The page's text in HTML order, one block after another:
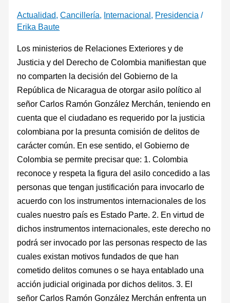
Actualidad,Cancillería, Internacional , Presidencia /
Erika Baute
Los ministerios de Relaciones Exteriores y de
Justicia y del Derecho de Colombia manifiestan que
no comparten la decisión del Gobierno de la
República de Nicaragua de otorgar asilo político al
señor Carlos Ramón González Merchán, teniendo en
cuenta que el ciudadano es requerido por la justicia
colombiana por la presunta comisión de delitos de
carácter común. En ese sentido, el Gobierno de
Colombia se permite precisar que: 1. Colombia
reconoce y respeta la figura del asilo concedido a las
personas que tengan justificación para invocarlo de
acuerdo con los instrumentos internacionales de los
cuales nuestro país es Estado Parte. 2. En virtud de
dichos instrumentos internacionales, este derecho no
podrá ser invocado por las personas respecto de las
cuales existan motivos fundados de que han
cometido delitos comunes o se haya entablado una
acción judicial originada por dichos delitos. 3. El
señor Carlos Ramón González Merchán enfrenta un